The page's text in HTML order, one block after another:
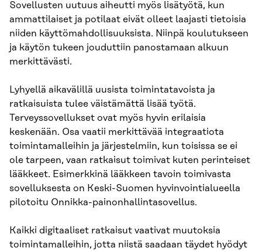
Sovellusten uutuus aiheutti myös lisätyötä, kun
ammattilaiset ja potilaat eivät olleet laajasti tietoisia
niiden käyttömahdollisuuksista. Niinpä koulutukseen
ja käytön tukeen jouduttiin panostamaan alkuun
merkittävästi.
Lyhyellä aikavälillä uusista toimintatavoista ja
ratkaisuista tulee väistämättä lisää työtä.
Terveyssovellukset ovat myös hyvin erilaisia
keskenään. Osa vaatii merkittävää integraatiota
toimintamalleihin ja järjestelmiin, kun toisissa se ei
ole tarpeen, vaan ratkaisut toimivat kuten perinteiset
lääkkeet. Esimerkkinä lääkkeen tavoin toimivasta
sovelluksesta on Keski-Suomen hyvinvointialueella
pilotoitu Onnikka-painonhallintasovellus.
Kaikki digitaaliset ratkaisut vaativat muutoksia
toimintamalleihin, jotta niistä saadaan täydet hyödyt